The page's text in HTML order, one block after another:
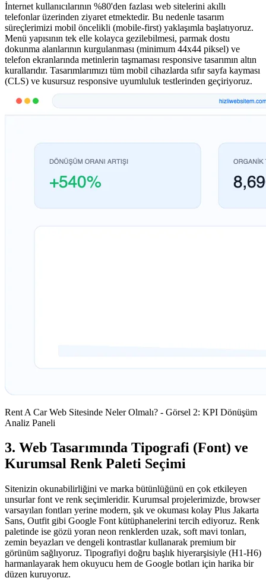
İnternet kullanıcılarının %80'den fazlası web sitelerini akıllı
telefonlar üzerinden ziyaret etmektedir. Bu nedenle tasarım
süreçlerimizi mobil öncelikli (mobile-first) yaklaşımla başlatıyoruz.
Menü yapısının tek elle kolayca gezilebilmesi, parmak dostu
dokunma alanlarının kurgulanması (minimum 44x44 piksel) ve
telefon ekranlarında metinlerin taşmaması responsive tasarımın altın
kurallarıdır. Tasarımlarımızı tüm mobil cihazlarda sıfır sayfa kayması
(CLS) ve kusursuz responsive uyumluluk testlerinden geçiriyoruz.
Rent A Car Web Sitesinde Neler Olmalı? - Görsel 2: KPI Dönüşüm
Analiz Paneli
3. Web Tasarımında Tipografi (Font) ve
Kurumsal Renk Paleti Seçimi
Sitenizin okunabilirliğini ve marka bütünlüğünü en çok etkileyen
unsurlar font ve renk seçimleridir. Kurumsal projelerimizde, browser
varsayılan fontları yerine modern, şık ve okuması kolay Plus Jakarta
Sans, Outfit gibi Google Font kütüphanelerini tercih ediyoruz. Renk
paletinde ise gözü yoran neon renklerden uzak, soft mavi tonları,
zemin beyazları ve dengeli kontrastlar kullanarak premium bir
görünüm sağlıyoruz. Tipografiyi doğru başlık hiyerarşisiyle (H1-H6)
harmanlayarak hem okuyucu hem de Google botları için harika bir
düzen kuruyoruz.